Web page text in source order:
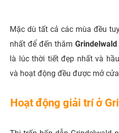
Mặc dù tất cả các mùa đều
nhất để đến thăm
là lúc thời tiết đẹp nhất và
và hoạt động đều được mở
Hoạt động giải trí ở